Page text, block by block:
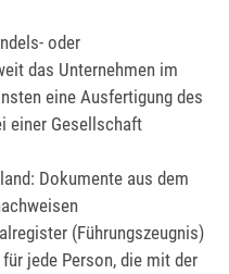
oder
das Unternehmen im
eine Ausfertigung des
einer Gesellschaft
Dokumente aus dem
(Führungszeugnis)
jede Person, die mit der